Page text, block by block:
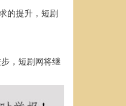
的提升，短剧
，短剧网将继